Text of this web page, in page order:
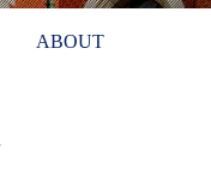
ABOUT